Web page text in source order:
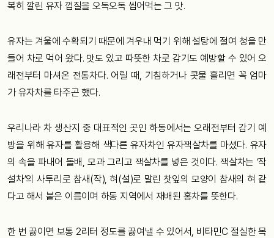
복히 깔린 유자 껍질을 오독오독 씹어먹는 그 맛.
유자는 겨울에 수확되기 때문에 겨우내 먹기 위해 설탕에 절여 청을 만
들어 차로 먹어 왔다. 맛도 있고 따뜻한 차로 감기도 예방할 수 있어 오
래전부터 마셔온 전통차다. 어릴 때, 기침하거나 콧물 흘리면 꼭 엄마
가 유자차를 타주곤 했다.
우리나라 차 생산지 중 대표적인 곳인 하동에서는 오래전부터 감기 예
방을 위해 유자를 활용해 색다른 유자차인 유자잭살차를 마셨다. 유자
의 속을 파내어 돌배, 모과 그리고 잭살차를 넣은 것이다. 잭살차는 ‘작
설차’의 사투리로 참새(작), 혀(설)로 말린 찻잎의 모양이 참새의 혀 같
다고 해서 붙은 이름이며 하동 지역에서 재배된 홍차를 뜻한다.
한 번 끓이면 보통 2리터 정도를 끓여낼 수 있어서, 비타민C 절실한 목